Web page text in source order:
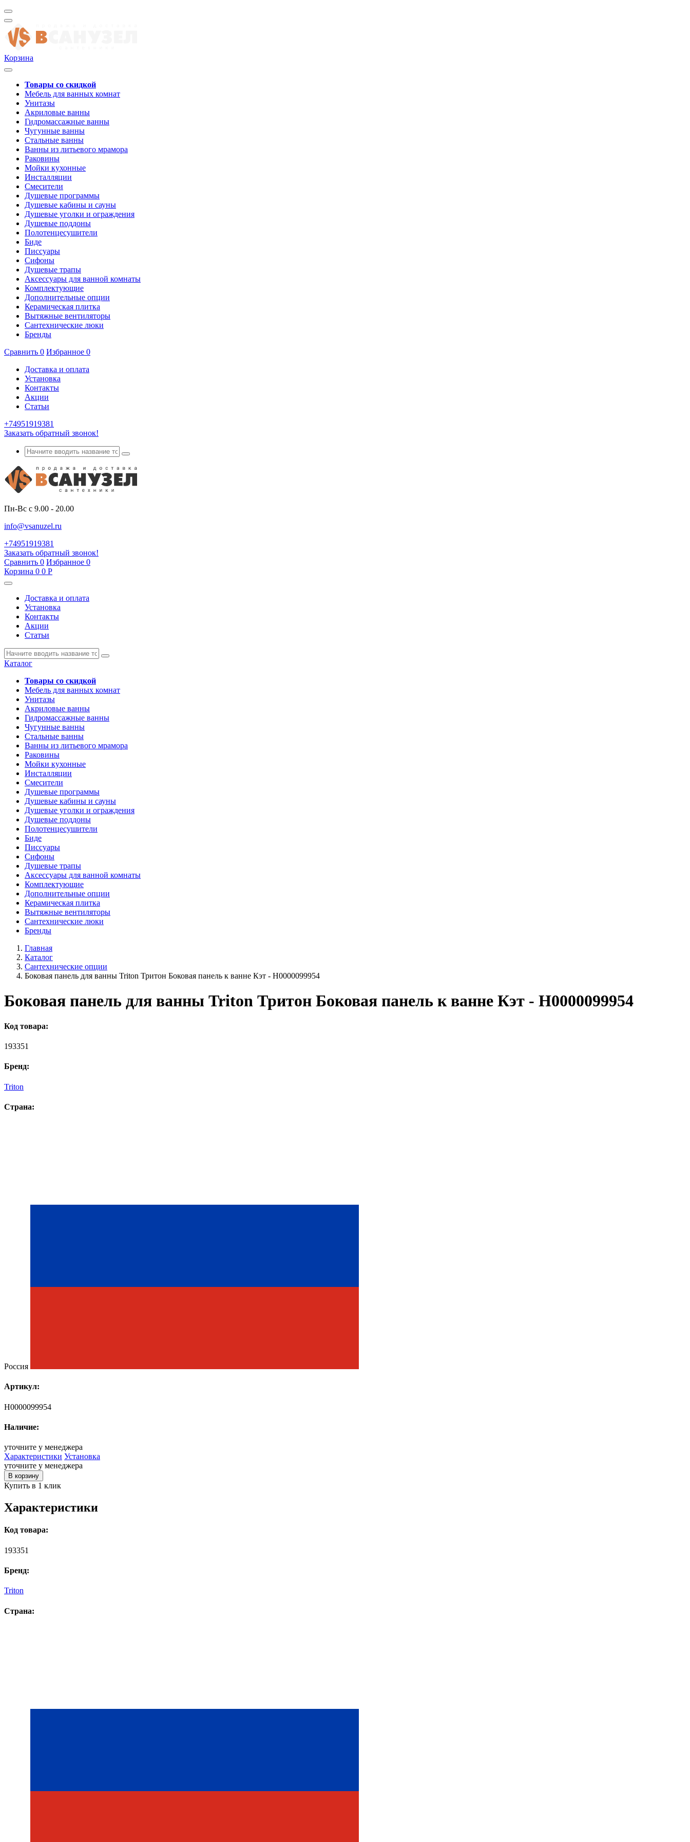
Корзина
Товары со скидкой
Мебель для ванных комнат
Унитазы
Акриловые ванны
Гидромассажные ванны
Чугунные ванны
Стальные ванны
Ванны из литьевого мрамора
Раковины
Мойки кухонные
Инсталляции
Смесители
Душевые программы
Душевые кабины и сауны
Душевые уголки и ограждения
Душевые поддоны
Полотенцесушители
Биде
Писсуары
Сифоны
Душевые трапы
Аксессуары для ванной комнаты
Комплектующие
Дополнительные опции
Керамическая плитка
Вытяжные вентиляторы
Сантехнические люки
Бренды
Сравнить 0 Избранное 0
Доставка и оплата
Установка
Контакты
Акции
Статьи
+74951919381
Заказать обратный звонок!
Пн-Вс с 9.00 - 20.00
info@vsanuzel.ru
+74951919381
Заказать обратный звонок!
Сравнить 0 Избранное 0
Корзина 0 0 Р
Доставка и оплата
Установка
Контакты
Акции
Статьи
Каталог
Товары со скидкой
Мебель для ванных комнат
Унитазы
Акриловые ванны
Гидромассажные ванны
Чугунные ванны
Стальные ванны
Ванны из литьевого мрамора
Раковины
Мойки кухонные
Инсталляции
Смесители
Душевые программы
Душевые кабины и сауны
Душевые уголки и ограждения
Душевые поддоны
Полотенцесушители
Биде
Писсуары
Сифоны
Душевые трапы
Аксессуары для ванной комнаты
Комплектующие
Дополнительные опции
Керамическая плитка
Вытяжные вентиляторы
Сантехнические люки
Бренды
Главная
Каталог
Сантехнические опции
Боковая панель для ванны Triton Тритон Боковая панель к ванне Кэт - Н0000099954
Боковая панель для ванны Triton Тритон Боковая панель к ванне Кэт - Н0000099954
Код товара:
193351
Бренд:
Triton
Страна:
Россия
Артикул:
Н0000099954
Наличие:
уточните у менеджера
Характеристики Установка
уточните у менеджера
В корзину
Купить в 1 клик
Характеристики
Код товара:
193351
Бренд:
Triton
Страна: